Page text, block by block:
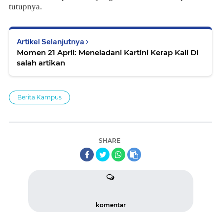
tutupnya.
Artikel Selanjutnya
Momen 21 April: Meneladani Kartini Kerap Kali Di
salah artikan
Berita Kampus
SHARE
komentar